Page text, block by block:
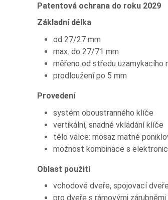
Patentová ochrana do roku 2029
Základní délka
od 27/27 mm
max. do 27/71 mm
měřeno od středu uzamykacího
prodloužení po 5 mm
Provedení
systém oboustranného klíče
vertikální, snadné vkládání klíče
tělo válce: mosaz matně
možnost kombinace s
Oblast použití
vchodové dveře, spojovací
pro dveře s rámovými